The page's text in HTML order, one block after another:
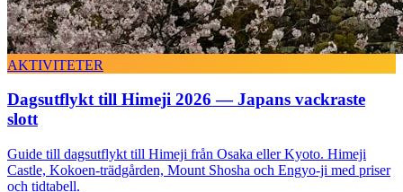
AKTIVITETER
Dagsutflykt till Himeji 2026 — Japans vackraste
slott
Guide till dagsutflykt till Himeji från Osaka eller Kyoto. Himeji
Castle, Kokoen-trädgården, Mount Shosha och Engyo-ji med priser
och tidtabell.